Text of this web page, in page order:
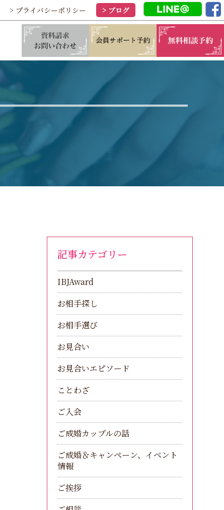
> プライバシーポリシー > ブログ
記事カテゴリー
IBJAward
お相手探し
お相手選び
お見合い
お見合いエピソード
ことわざ
ご入会
ご成婚カップルの話
ご成婚＆キャンペーン、イベント
情報
ご挨拶